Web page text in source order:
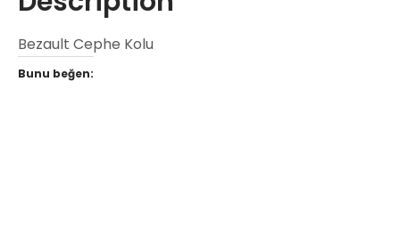
Bezault Cephe Kolu
Bunu beğen: